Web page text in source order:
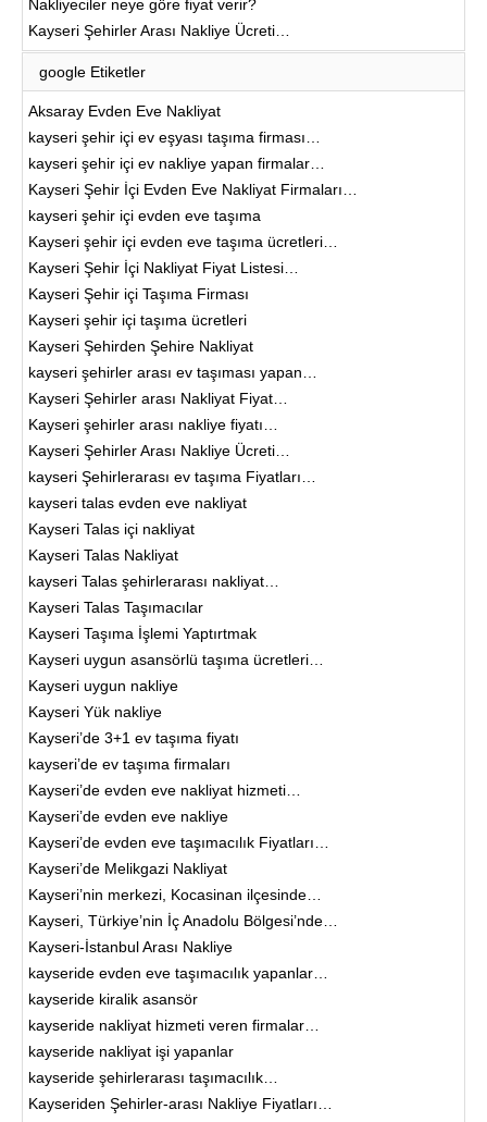
Nakliyeciler neye göre fiyat verir?
Kayseri Şehirler Arası Nakliye Ücreti…
google Etiketler
Aksaray Evden Eve Nakliyat
kayseri şehir içi ev eşyası taşıma firması…
kayseri şehir içi ev nakliye yapan firmalar…
Kayseri Şehir İçi Evden Eve Nakliyat Firmaları…
kayseri şehir içi evden eve taşıma
Kayseri şehir içi evden eve taşıma ücretleri…
Kayseri Şehir İçi Nakliyat Fiyat Listesi…
Kayseri Şehir içi Taşıma Firması
Kayseri şehir içi taşıma ücretleri
Kayseri Şehirden Şehire Nakliyat
kayseri şehirler arası ev taşıması yapan…
Kayseri Şehirler arası Nakliyat Fiyat…
Kayseri şehirler arası nakliye fiyatı…
Kayseri Şehirler Arası Nakliye Ücreti…
kayseri Şehirlerarası ev taşıma Fiyatları…
kayseri talas evden eve nakliyat
Kayseri Talas içi nakliyat
Kayseri Talas Nakliyat
kayseri Talas şehirlerarası nakliyat…
Kayseri Talas Taşımacılar
Kayseri Taşıma İşlemi Yaptırtmak
Kayseri uygun asansörlü taşıma ücretleri…
Kayseri uygun nakliye
Kayseri Yük nakliye
Kayseri’de 3+1 ev taşıma fiyatı
kayseri’de ev taşıma firmaları
Kayseri’de evden eve nakliyat hizmeti…
Kayseri’de evden eve nakliye
Kayseri’de evden eve taşımacılık Fiyatları…
Kayseri’de Melikgazi Nakliyat
Kayseri’nin merkezi, Kocasinan ilçesinde…
Kayseri, Türkiye’nin İç Anadolu Bölgesi’nde…
Kayseri-İstanbul Arası Nakliye
kayseride evden eve taşımacılık yapanlar…
kayseride kiralik asansör
kayseride nakliyat hizmeti veren firmalar…
kayseride nakliyat işi yapanlar
kayseride şehirlerarası taşımacılık…
Kayseriden Şehirler-arası Nakliye Fiyatları…